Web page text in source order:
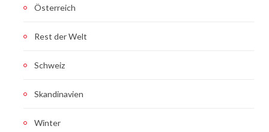
Österreich
Rest der Welt
Schweiz
Skandinavien
Winter